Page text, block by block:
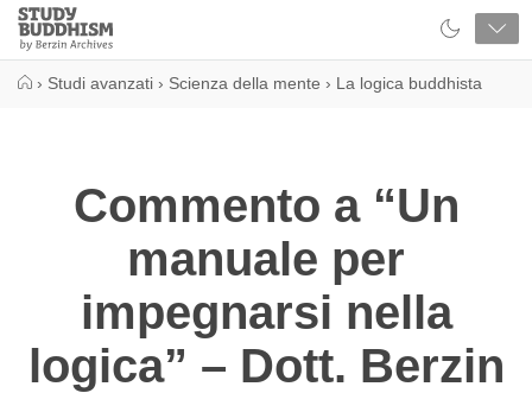
Close
Study
Buddhism
› Studi avanzati › Scienza della mente › La logica buddhista
Commento a “Un
manuale per
impegnarsi nella
logica” – Dott. Berzin